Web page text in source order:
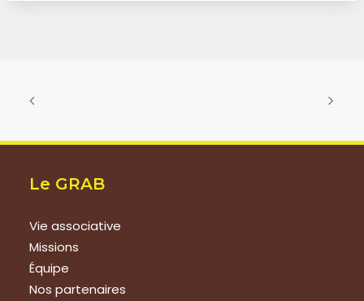
Le GRAB
Vie associative
Missions
Équipe
Nos partenaires